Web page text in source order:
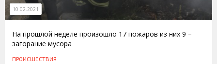
10.02.2021
На прошлой неделе произошло 17 пожаров из них 9 –
загорание мусора
ПРОИСШЕСТВИЯ